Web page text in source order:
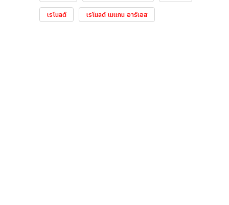
เรโนลด์
เรโนลด์ เมแกน อาร์เอส